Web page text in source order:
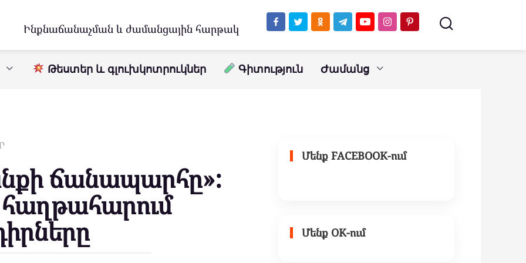
Ինքնաճանաչման և ժամանցային հարթակ
Թեստեր և գլուխկոտրուկներ Գիտություն Ժամանց
ճանապարհը»:
հաղթահարում
Մենք FACEBOOK-ում
Մենք OK-ում